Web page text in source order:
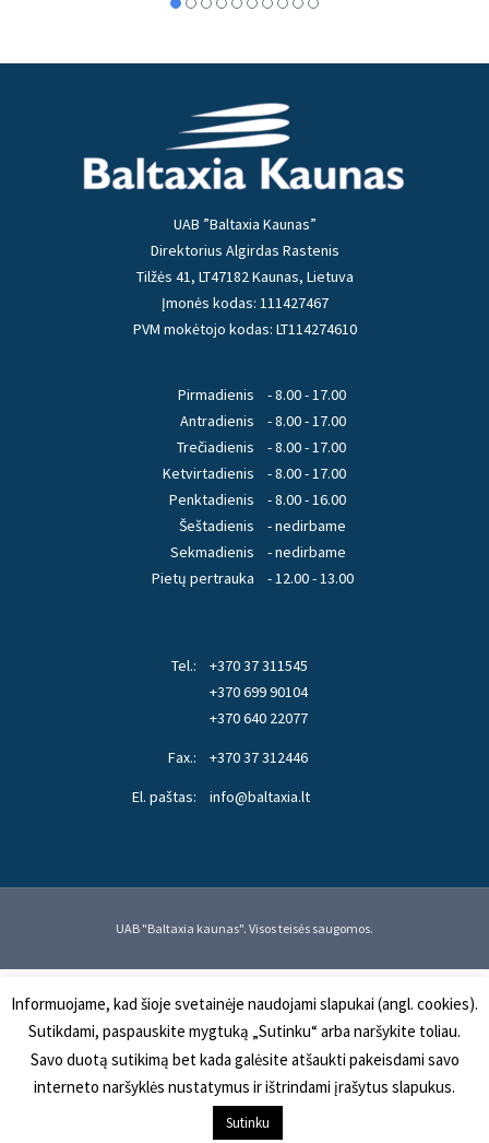
UAB ”Baltaxia Kaunas”
Direktorius Algirdas Rastenis
Tilžės 41, LT47182 Kaunas, Lietuva
Įmonės kodas: 111427467
PVM mokėtojo kodas: LT114274610
Pirmadienis
Antradienis
Trečiadienis
Ketvirtadienis
Penktadienis
Šeštadienis
Sekmadienis
Pietų pertrauka
- 8.00 - 17.00
- 8.00 - 17.00
- 8.00 - 17.00
- 8.00 - 17.00
- 8.00 - 16.00
- nedirbame
- nedirbame
- 12.00 - 13.00
Tel.:
+370 37 311545
+370 699 90104
+370 640 22077
Fax.:
+370 37 312446
El. paštas:
info@baltaxia.lt
UAB "Baltaxia kaunas". Visos teisės saugomos.
Informuojame, kad šioje svetainėje naudojami slapukai (angl. cookies).
Sutikdami, paspauskite mygtuką „Sutinku“ arba naršykite toliau.
Savo duotą sutikimą bet kada galėsite atšaukti pakeisdami savo
interneto naršyklės nustatymus ir ištrindami įrašytus slapukus.
Sutinku